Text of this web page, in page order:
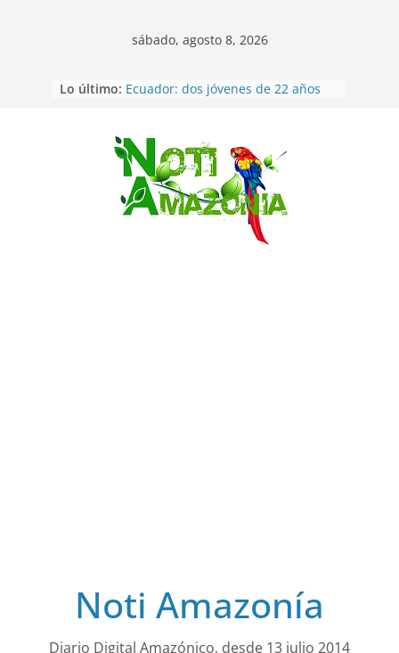
Saltar
sábado, agosto 8, 2026
Lo último: Ecuador: dos jóvenes de 22 años
Sentencian a 34 años de prisión a
implicados en caso de Alison,
oriunda de Tena
Vozinha, el arquero sensación de
cabo Verde, ya llegó para
incorporarse a Colo Colo de Chile
Pastaza: la parroquia Diez de
Noti Amazonía
Diario Digital Amazónico, desde 13 julio 2014